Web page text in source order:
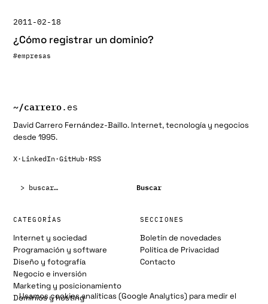
2011-02-18
¿Cómo registrar un dominio?
#empresas
~/carrero.es
David Carrero Fernández-Baillo. Internet, tecnología y negocios
desde 1995.
X· LinkedIn·GitHub· RSS
Buscar
CATEGORÍAS
Internet y sociedad
Programación y software
Diseño y fotografía
Negocio e inversión
Marketing y posicionamiento
Dominios y hosting
SECCIONES
Boletín de novedades
Política de Privacidad
Contacto
Usamos cookies analíticas (Google Analytics) para medir el